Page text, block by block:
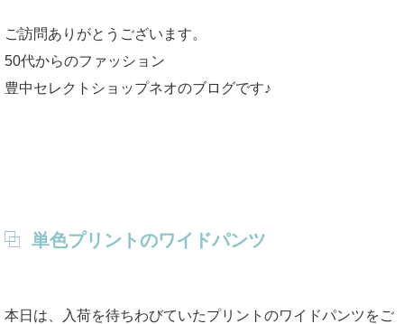
ご訪問ありがとうございます。
50代からのファッション
豊中セレクトショップネオのブログです♪
単色プリントのワイドパンツ
本日は、入荷を待ちわびていたプリントのワイドパンツをご